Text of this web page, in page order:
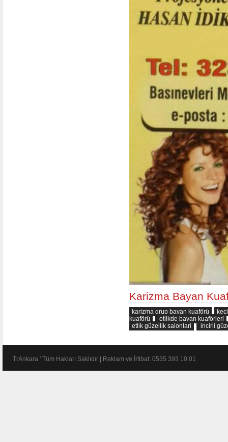
Karizma Bayan
karizma grup bayan kuaförü
kuaförü
etlikde bayan kuaförleri
etlik güzellik salonlari
incirli
TrAnkara ' Tüm Hakları Saklıdır | Reklam ve İrtibat: 0535 393 10 01